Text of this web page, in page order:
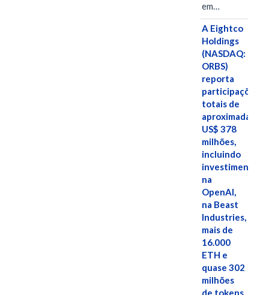
em…
A Eightco
Holdings
(NASDAQ:
ORBS)
reporta
participações
totais de
US$ 378
milhões,
incluindo
investimentos
na
OpenAI,
na Beast
Industries,
mais de
16.000
ETH e
quase 302
milhões
de tokens